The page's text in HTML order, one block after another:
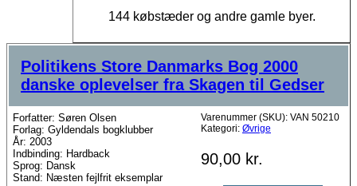
144 købstæder og andre gamle byer.
Politikens Store Danmarks Bog 2000
danske oplevelser fra Skagen til Gedser
Forfatter: Søren Olsen
Forlag: Gyldendals bogklubber
År: 2003
Indbinding: Hardback
Sprog: Dansk
Stand: Næsten fejlfrit eksemplar
Varenummer (SKU): VAN 50210
Kategori: Øvrige
90,00 kr.